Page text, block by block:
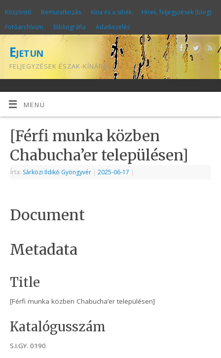
Köszöntő Bemutatkozás Kína és a sibék
Hírek, feljegyzések (blog)
Fotóarchívum
Bibliográfia Adatkezelés
Ejetun
FELJEGYZÉSEK ÉSZAK-KÍNÁRÓL
MENÜ
[Férfi munka közben
Chabucha’er településen]
Írta: Sárközi Ildikó Gyöngyvér | 2025-06-17 |
Document
Metadata
Title
[Férfi munka közben Chabucha’er településen]
Katalógusszám
S.I.GY. 0190